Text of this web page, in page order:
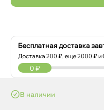
Бесплатная доставка
Доставка200 ₽, еще2000 ₽ и
0 ₽
наличии